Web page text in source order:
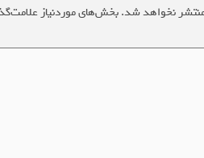
نخواهد شد.بخش‌های موردنیاز